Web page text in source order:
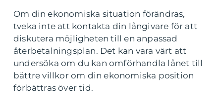
Om din ekonomiska situation förändras,
tveka inte att kontakta din långivare för att
diskutera möjligheten till en anpassad
återbetalningsplan. Det kan vara värt att
undersöka om du kan omförhandla lånet till
bättre villkor om din ekonomiska position
förbättras över tid.